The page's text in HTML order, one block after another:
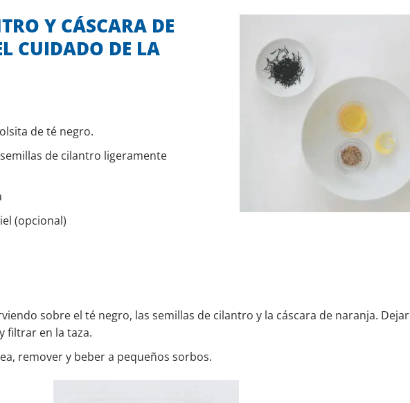
Y CÁSCARA DE
CUIDADO DE LA
de té negro.
de cilantro ligeramente
(opcional)
sobre el té negro, las semillas de cilantro y la cáscara de naranja. Dejar
filtrar en la taza.
remover y beber a pequeños sorbos.